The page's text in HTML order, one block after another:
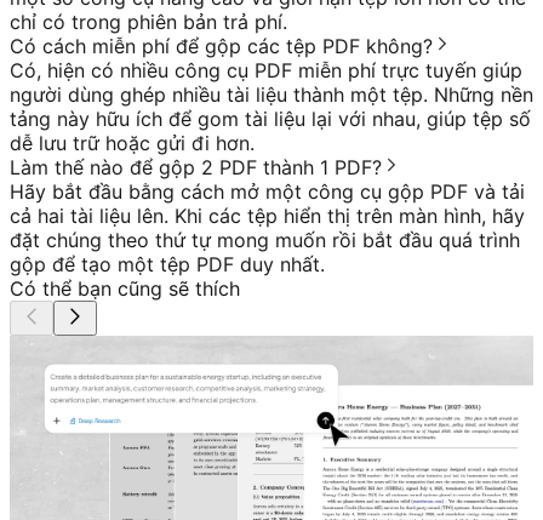
chỉ có trong phiên bản trả phí.
Có cách miễn phí để gộp các tệp PDF không?
Có, hiện có nhiều công cụ PDF miễn phí trực tuyến giúp
người dùng ghép nhiều tài liệu thành một tệp. Những nền
tảng này hữu ích để gom tài liệu lại với nhau, giúp tệp số
dễ lưu trữ hoặc gửi đi hơn.
Làm thế nào để gộp 2 PDF thành 1 PDF?
Hãy bắt đầu bằng cách mở một công cụ gộp PDF và tải
cả hai tài liệu lên. Khi các tệp hiển thị trên màn hình, hãy
đặt chúng theo thứ tự mong muốn rồi bắt đầu quá trình
gộp để tạo một tệp PDF duy nhất.
Có thể bạn cũng sẽ thích